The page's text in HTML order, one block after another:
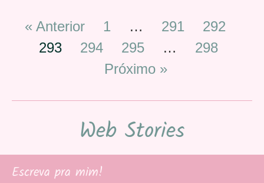
« Anterior 1 … 291
292
293
294 295 …
298
Próximo »
Web Stories
Escreva pra mim!